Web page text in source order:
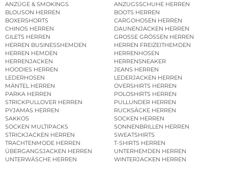
ANZÜGE & SMOKINGS
ANZUGSSCHUHE HERREN
BLOUSON HERREN
BOOTS HERREN
BOXERSHORTS
CARGOHOSEN HERREN
CHINOS HERREN
DAUNENJACKEN HERREN
GILETS HERREN
GROSSE GRÖSSEN HERREN
HERREN BUSINESSHEMDEN
HERREN FREIZEITHEMDEN
HERREN HEMDEN
HERRENHOSEN
HERRENJACKEN
HERRENSNEAKER
HOODIES HERREN
JEANS HERREN
LEDERHOSEN
LEDERJACKEN HERREN
MÄNTEL HERREN
OVERSHIRTS HERREN
PARKA HERREN
POLOSHIRTS HERREN
STRICKPULLOVER HERREN
PULLUNDER HERREN
PYJAMAS HERREN
RUCKSÄCKE HERREN
SAKKOS
SOCKEN HERREN
SOCKEN MULTIPACKS
SONNENBRILLEN HERREN
STRICKJACKEN HERREN
SWEATSHIRTS
TRACHTENMODE HERREN
T-SHIRTS HERREN
ÜBERGANGSJACKEN HERREN
UNTERHEMDEN HERREN
UNTERWÄSCHE HERREN
WINTERJACKEN HERREN